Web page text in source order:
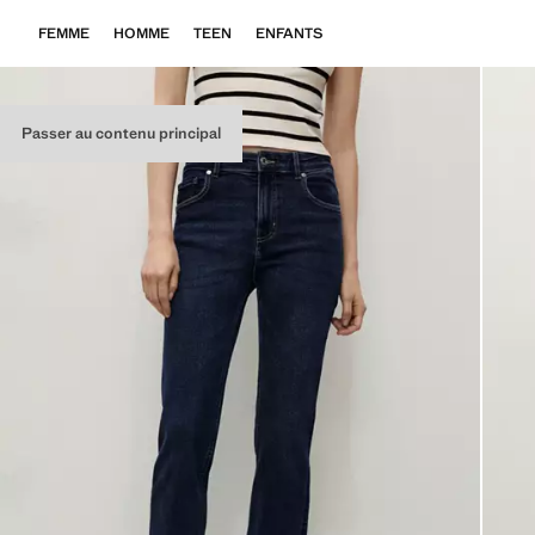
Passer au contenu principal
FEMME HOMME TEEN ENFANTS